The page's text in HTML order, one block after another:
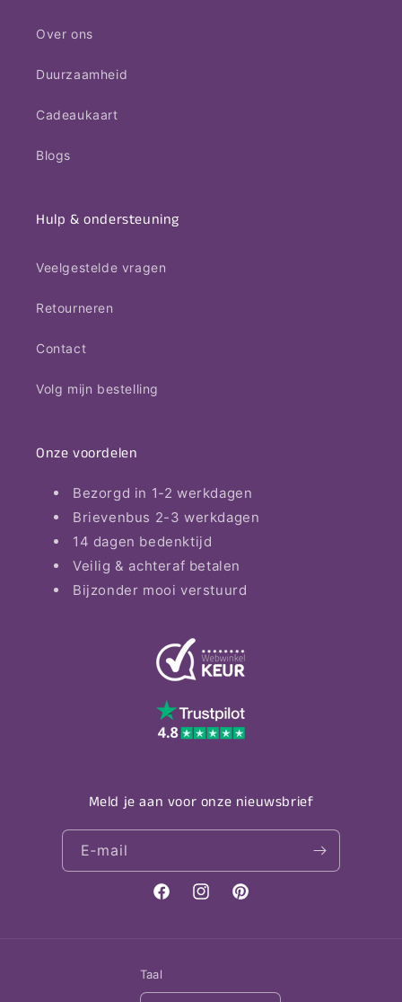
Over ons
Duurzaamheid
Cadeaukaart
Blogs
Hulp & ondersteuning
Veelgestelde vragen
Retourneren
Contact
Volg mijn bestelling
Onze voordelen
Bezorgd in 1-2 werkdagen
Brievenbus 2-3 werkdagen
14 dagen bedenktijd
Veilig & achteraf betalen
Bijzonder mooi verstuurd
Meld je aan voor onze nieuwsbrief
E‑mail
FacebookInstagramPinterest
Taal